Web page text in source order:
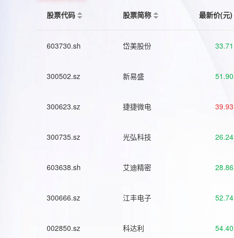
股票代码
股票简称 最新价(元)
603730.sh 岱美股份 33.71
300502.sz 新易盛 51.90
300623.sz 捷捷微电 39.93
300735.sz 光弘科技 26.24
603638.sh 艾迪精密 28.86
300666.sz 江丰电子 52.74
002850.sz 科达利 54.40